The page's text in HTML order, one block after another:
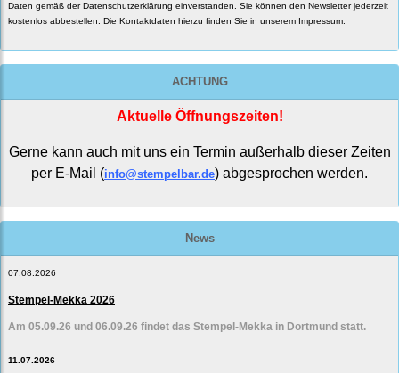
Daten gemäß der Datenschutzerklärung einverstanden. Sie können den Newsletter jederzeit
kostenlos abbestellen. Die Kontaktdaten hierzu finden Sie in unserem Impressum.
ACHTUNG
Aktuelle Öffnungszeiten!
Gerne kann auch mit uns ein Termin außerhalb dieser Zeiten
per E-Mail (info@stempelbar.de) abgesprochen werden.
News
07.08.2026
Stempel-Mekka 2026
Am 05.09.26 und 06.09.26 findet das Stempel-Mekka in Dortmund statt.
11.07.2026